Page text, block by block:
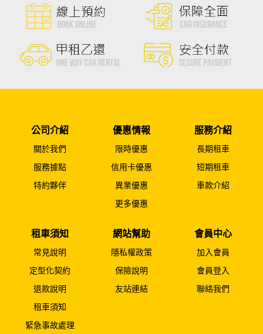
公司介紹
關於我們
服務據點
特約夥伴
優惠情報
限時優惠
信用卡優惠
異業優惠
更多優惠
服務介紹
長期租車
短期租車
車款介紹
租車須知
常見說明
定型化契約
退款說明
租車須知
緊急事故處理
網站幫助
隱私權政策
保險說明
友站連結
會員中心
加入會員
會員登入
聯絡我們